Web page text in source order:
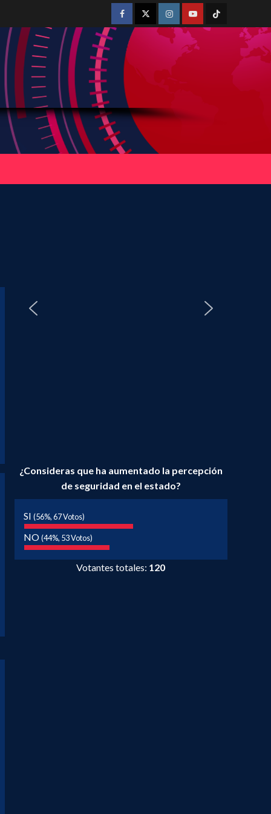
FacebookTwitterInstagramYoutubeTiktok
¿Consideras que ha aumentado la percepción
de seguridad en el estado?
SI (56%, 67 Votos)
NO(44%, 53 Votos)
Votantes totales: 120